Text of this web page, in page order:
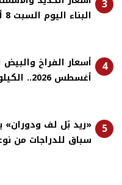
3
البناء اليوم السبت 8 أغسطس
4
أغسطس 2026.. الكيلو وصل كام؟
5
«ريد بُل لف ودوران»
سباق للدراجات من